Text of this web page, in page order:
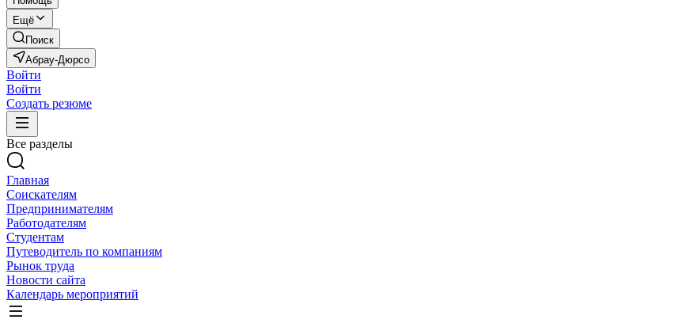
Ещё
Поиск
Абрау-Дюрсо
Войти
Войти
Создать резюме
Все разделы
Главная
Соискателям
Предпринимателям
Работодателям
Студентам
Путеводитель по компаниям
Рынок труда
Новости сайта
Календарь мероприятий